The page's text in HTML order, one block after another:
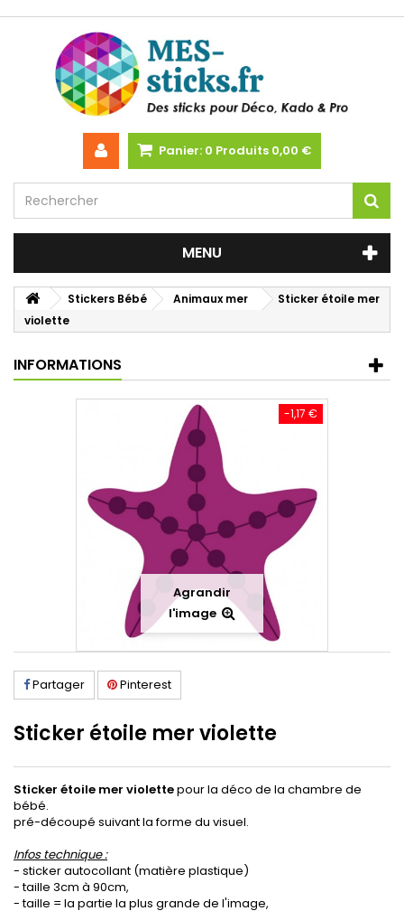
Panier: 0 Produits 0,00 €
MENU
Stickers Bébé Animaux mer
Sticker étoile mer
violette
INFORMATIONS
-1,17 €
Agrandir
l'image
Partager Pinterest
Sticker étoile mer violette
Sticker étoile mer violettepour la déco de la chambre de
bébé.
pré-découpé suivant la forme du visuel.
Infos technique :
- sticker autocollant (matière plastique)
- taille 3cm à 90cm,
- taille = la partie la plus grande de l'image,